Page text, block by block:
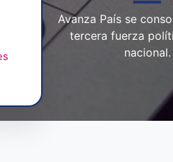
Avanza País se
tercera fuerza
nacional.